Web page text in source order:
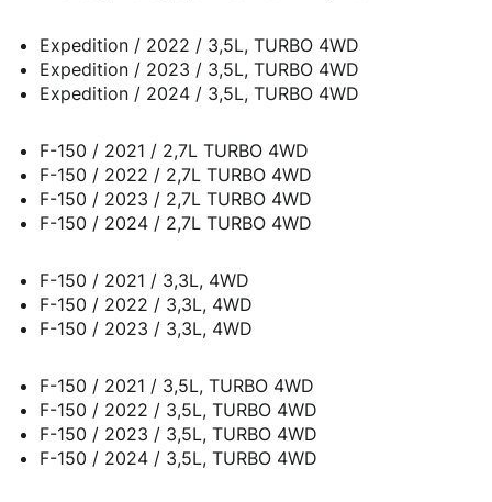
Expedition / 2022 / 3,5L, TURBO 4WD
Expedition / 2023 / 3,5L, TURBO 4WD
Expedition / 2024 / 3,5L, TURBO 4WD
F-150 / 2021 / 2,7L TURBO 4WD
F-150 / 2022 / 2,7L TURBO 4WD
F-150 / 2023 / 2,7L TURBO 4WD
F-150 / 2024 / 2,7L TURBO 4WD
F-150 / 2021 / 3,3L, 4WD
F-150 / 2022 / 3,3L, 4WD
F-150 / 2023 / 3,3L, 4WD
F-150 / 2021 / 3,5L, TURBO 4WD
F-150 / 2022 / 3,5L, TURBO 4WD
F-150 / 2023 / 3,5L, TURBO 4WD
F-150 / 2024 / 3,5L, TURBO 4WD